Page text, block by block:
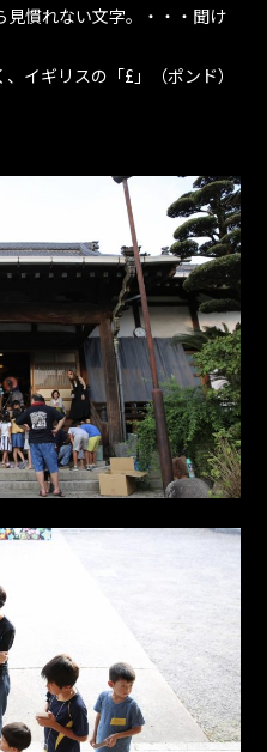
慣れない文字。・・・聞け
イギリスの「£」（ポンド）